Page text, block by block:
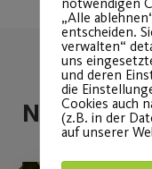
„Alle
entscheiden.
verwalten“
uns
und deren
die
Cookies auch
(z.B. in der
auf unserer